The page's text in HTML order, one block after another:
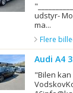
udstyr-
ma...
Flere
Audi A4
"Bilen